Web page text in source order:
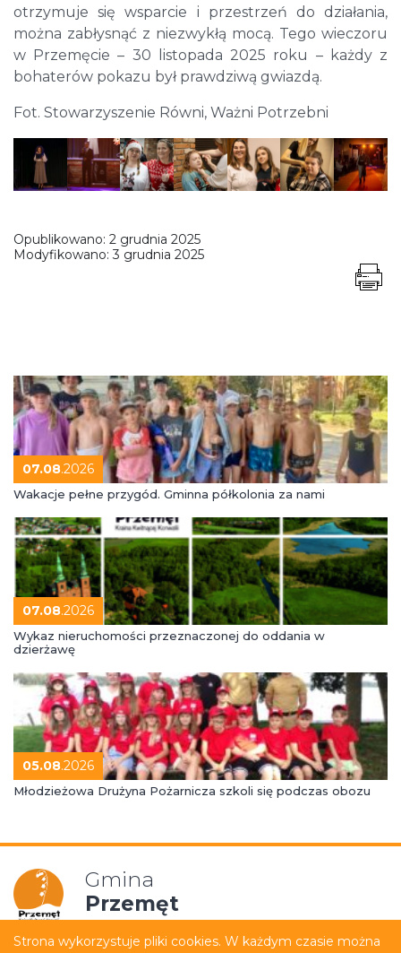
otrzymuje się wsparcie i przestrzeń do działania,
można zabłysnąć z niezwykłą mocą. Tego wieczoru
w Przemęcie – 30 listopada 2025 roku – każdy z
bohaterów pokazu był prawdziwą gwiazdą.
Fot. Stowarzyszenie Równi, Ważni Potrzebni
Opublikowano: 2 grudnia 2025
Modyfikowano:3 grudnia 2025
07.08.2026
Wakacje pełne przygód. Gminna półkolonia za nami
07.08.2026
Wykaz nieruchomości przeznaczonej do oddania w
dzierżawę
05.08.2026
Młodzieżowa Drużyna Pożarnicza szkoli się podczas obozu
Gmina
Przemęt
Strona wykorzystuje pliki cookies. W każdym czasie można